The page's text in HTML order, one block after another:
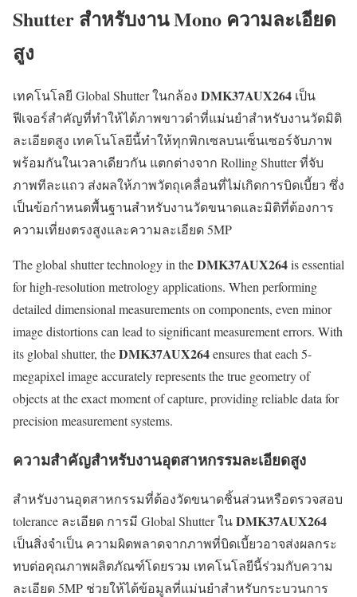
Shutter สำหรับงาน Mono ความละเอียด
สูง
เทคโนโลยี Global Shutter ในกล้อง DMK37AUX264 เป็น
ฟีเจอร์สำคัญที่ทำให้ได้ภาพขาวดำที่แม่นยำสำหรับงานวัดมิติ
ละเอียดสูง เทคโนโลยีนี้ทำให้ทุกพิกเซลบนเซ็นเซอร์จับภาพ
พร้อมกันในเวลาเดียวกัน แตกต่างจาก Rolling Shutter ที่จับ
ภาพทีละแถว ส่งผลให้ภาพวัตถุเคลื่อนที่ไม่เกิดการบิดเบี้ยว ซึ่ง
เป็นข้อกำหนดพื้นฐานสำหรับงานวัดขนาดและมิติที่ต้องการ
ความเที่ยงตรงสูงและความละเอียด 5MP
The global shutter technology in theDMK37AUX264is essential
for high-resolution metrology applications. When performing
detailed dimensional measurements on components, even minor
image distortions can lead to significant measurement errors. With
its global shutter, theDMK37AUX264ensures that each 5-
megapixel image accurately represents the true geometry of
objects at the exact moment of capture, providing reliable data for
precision measurement systems.
ความสำคัญสำหรับงานอุตสาหกรรมละเอียดสูง
สำหรับงานอุตสาหกรรมที่ต้องวัดขนาดชิ้นส่วนหรือตรวจสอบ
tolerance ละเอียด การมี Global Shutter ในDMK37AUX264
เป็นสิ่งจำเป็น ความผิดพลาดจากภาพที่บิดเบี้ยวอาจส่งผลกระ
ทบต่อคุณภาพผลิตภัณฑ์โดยรวม เทคโนโลยีนี้ร่วมกับความ
ละเอียด 5MP ช่วยให้ได้ข้อมูลที่แม่นยำสำหรับกระบวนการ